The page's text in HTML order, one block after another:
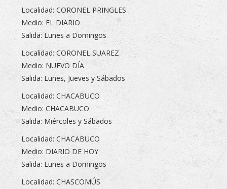
Localidad: CORONEL PRINGLES
Medio: EL DIARIO
Salida: Lunes a Domingos
Localidad: CORONEL SUAREZ
Medio: NUEVO DÍA
Salida: Lunes, Jueves y Sábados
Localidad: CHACABUCO
Medio: CHACABUCO
Salida: Miércoles y Sábados
Localidad: CHACABUCO
Medio: DIARIO DE HOY
Salida: Lunes a Domingos
Localidad: CHASCOMÚS